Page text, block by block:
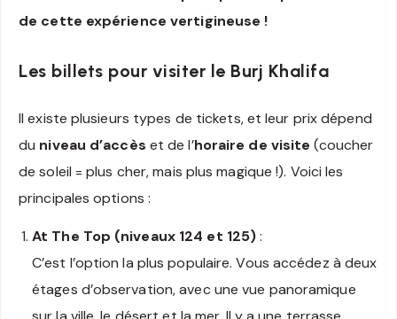
de cette expérience vertigineuse !
Les billets pour visiter le Burj Khalifa
Il existe plusieurs types de tickets, et leur prix dépend
du niveau d’accès et de l’horaire de visite (coucher
de soleil = plus cher, mais plus magique !). Voici les
principales options :
At The Top (niveaux 124 et 125):
C’est l’option la plus populaire. Vous accédez à deux
étages d’observation, avec une vue panoramique